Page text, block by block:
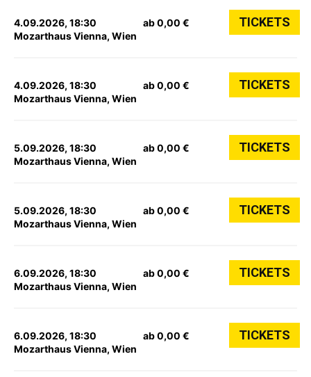
4.09.2026, 18:30
Mozarthaus Vienna, Wien
ab 0,00 € TICKETS
4.09.2026, 18:30
Mozarthaus Vienna, Wien
ab 0,00 € TICKETS
5.09.2026, 18:30
Mozarthaus Vienna, Wien
ab 0,00 € TICKETS
5.09.2026, 18:30
Mozarthaus Vienna, Wien
ab 0,00 € TICKETS
6.09.2026, 18:30
Mozarthaus Vienna, Wien
ab 0,00 € TICKETS
6.09.2026, 18:30
Mozarthaus Vienna, Wien
ab 0,00 € TICKETS